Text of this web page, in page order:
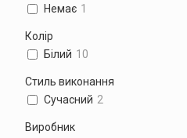
Немає 1
Колір
Білий 10
Стиль виконання
Сучасний 2
Виробник